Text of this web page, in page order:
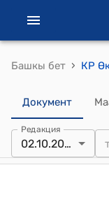
Башкы бет ›
Документ
Редакция
02.10.2014